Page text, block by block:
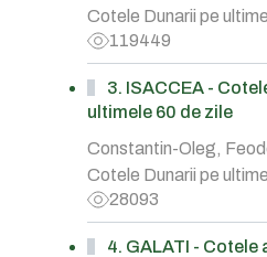
Cotele Dunarii pe
119449
3. ISACCEA -
ultimele 60 de zile
Constantin-Oleg,
Cotele Dunarii pe
28093
4. GALATI - Cotele